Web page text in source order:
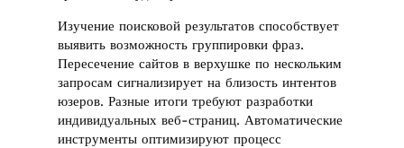
Изучение поисковой результатов способствует
выявить возможность группировки фраз.
Пересечение сайтов в верхушке по нескольким
запросам сигнализирует на близость интентов
юзеров. Разные итоги требуют разработки
индивидуальных веб-страниц. Автоматические
инструменты оптимизируют процесс